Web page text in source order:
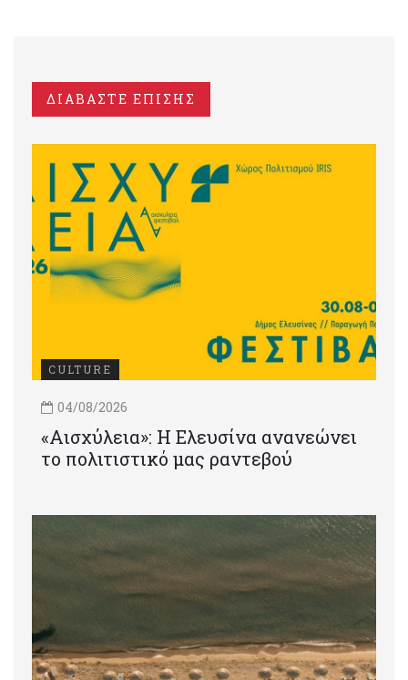
ΔΙΑΒΑΣΤΕ ΕΠΙΣΗΣ
CULTURE
04/08/2026
«Αισχύλεια»: Η Ελευσίνα ανανεώνει
το πολιτιστικό μας ραντεβού